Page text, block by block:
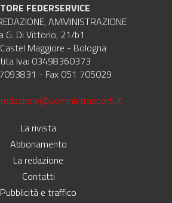
FEDERSERVICE
AMMINISTRAZIONE
G. Di Vittorio, 21/b1
Maggiore - Bologna
Iva: 03498360373
- Fax 051 705029
redazione@uominietrasporti.it
La rivista
Abbonamento
La redazione
Contatti
Pubblicità e traffico